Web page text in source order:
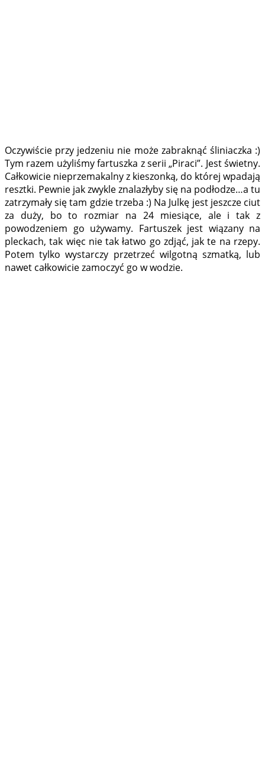
Oczywiście przy jedzeniu nie może zabraknąć śliniaczka :)
Tym razem użyliśmy fartuszka z serii „Piraci”. Jest świetny.
Całkowicie nieprzemakalny z kieszonką, do której wpadają
resztki. Pewnie jak zwykle znalazłyby się na podłodze…a tu
zatrzymały się tam gdzie trzeba :) Na Julkę jest jeszcze ciut
za duży, bo to rozmiar na 24 miesiące, ale i tak z
powodzeniem go używamy. Fartuszek jest wiązany na
pleckach, tak więc nie tak łatwo go zdjąć, jak te na rzepy.
Potem tylko wystarczy przetrzeć wilgotną szmatką, lub
nawet całkowicie zamoczyć go w wodzie.